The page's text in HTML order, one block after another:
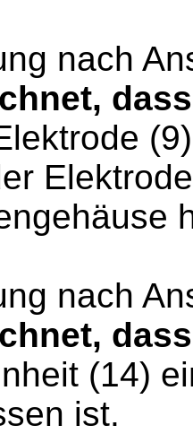
nach
dass
nach
dass
(14)
ist.